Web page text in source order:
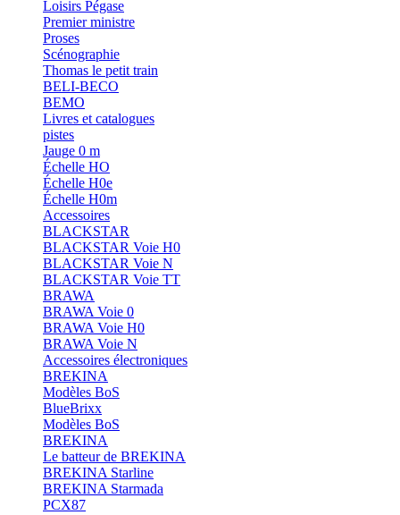
Loisirs Pégase
Premier ministre
Proses
Scénographie
Thomas le petit train
BELI-BECO
BEMO
Livres et catalogues
pistes
Jauge 0 m
Échelle HO
Échelle H0e
Échelle H0m
Accessoires
BLACKSTAR
BLACKSTAR Voie H0
BLACKSTAR Voie N
BLACKSTAR Voie TT
BRAWA
BRAWA Voie 0
BRAWA Voie H0
BRAWA Voie N
Accessoires électroniques
BREKINA
Modèles BoS
BlueBrixx
Modèles BoS
BREKINA
Le batteur de BREKINA
BREKINA Starline
BREKINA Starmada
PCX87